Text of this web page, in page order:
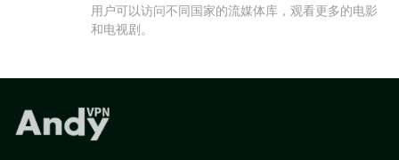
用户可以访问不同国家的流媒体库，观看更多的电影
和电视剧。